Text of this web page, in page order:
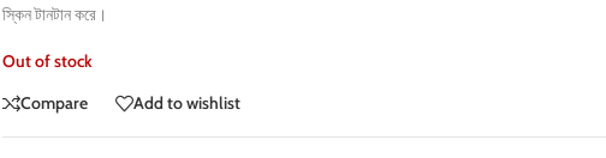
স্কিন টানটান করে।
Out of stock
Compare
Add to wishlist